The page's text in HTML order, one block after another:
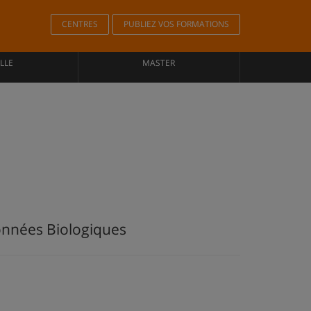
CENTRES PUBLIEZ VOS FORMATIONS
MASTER
Biologiques